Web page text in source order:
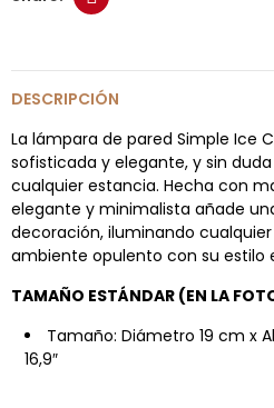
DESCRIPCIÓN
La lámpara de pared Simple Ice
sofisticada y elegante, y sin
cualquier estancia. Hecha con
elegante y minimalista añade
decoración, iluminando
ambiente opulento con su estilo
TAMAÑO ESTÁNDAR (EN LA
Tamaño: Diámetro 19 cm x
16,9″